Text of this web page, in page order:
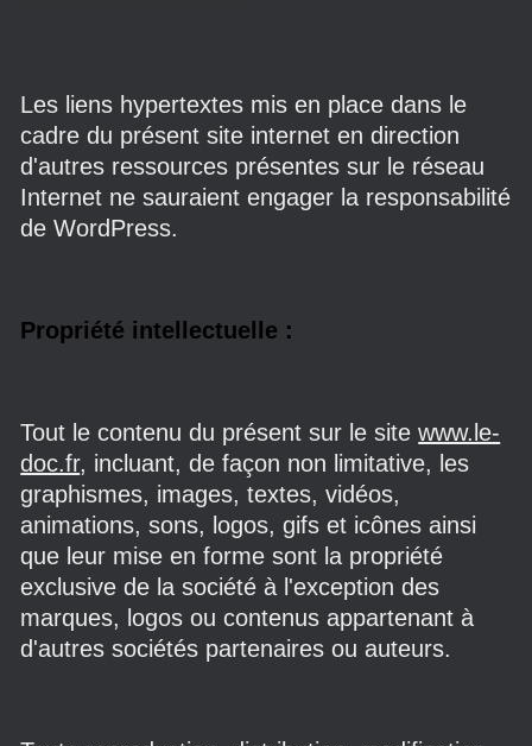
Les liens hypertextes mis en place dans le
cadre du présent site internet en direction
d'autres ressources présentes sur le réseau
Internet ne sauraient engager la responsabilité
de WordPress.
Propriété intellectuelle :
Tout le contenu du présent sur le sitewww.le-
doc.fr, incluant, de façon non limitative, les
graphismes, images, textes, vidéos,
animations, sons, logos, gifs et icônes ainsi
que leur mise en forme sont la propriété
exclusive de la société à l'exception des
marques, logos ou contenus appartenant à
d'autres sociétés partenaires ou auteurs.